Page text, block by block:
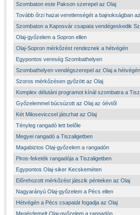
Szombaton este Pakson szerepel az Olaj
Tovább őrzi hazai veretlenségét a bajnokságban
Szombaton a Kaposvár csapata vendégeskedik
Olaj-győzelem a Sopron ellen
Olaj-Sopron mérkőzést rendeznek a hétvégén
Egypontos vereség Szombathelyen
Szombathelyen vendégszerepel az Olaj a hétvégén
Szoros mérkőzésen győzött az Olaj
Komplex délutáni programot kínál szombatra a
Győzelemmel búcsúzott az Olaj az óévtől
Két Miloseviccsel játszhat az Olaj
Tényleg rangadó lett belőle
Megyei rangadó a Tiszaligetben
Magabiztos Olaj-győzelem a rangadón
Piros-feketék rangadója a Tiszaligetben
Egypontos Olaj-siker Kecskeméten
Előrehozott mérkőzést játszik pénteken az Olaj
Nagyarányú Olaj-győzelem a Pécs ellen
Hétvégén a Pécs csapatát fogadja az Olaj
Megérdemelt Olaj-győzelem a rangadón